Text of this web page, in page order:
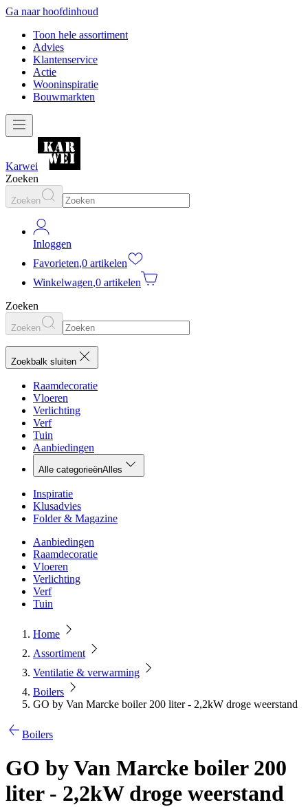
Ga naar hoofdinhoud
Toon hele assortiment
Advies
Klantenservice
Actie
Wooninspiratie
Bouwmarkten
Karwei
Zoeken
Zoeken
Inloggen
Favorieten,0 artikelen
Winkelwagen,0 artikelen
Zoeken
Zoeken
Zoekbalk sluiten
Raamdecoratie
Vloeren
Verlichting
Verf
Tuin
Aanbiedingen
Alle categorieënAlles
Inspiratie
Klusadvies
Folder & Magazine
Aanbiedingen
Raamdecoratie
Vloeren
Verlichting
Verf
Tuin
Home
Assortiment
Ventilatie & verwarming
Boilers
GO by Van Marcke boiler 200 liter - 2,2kW droge weerstand
Boilers
GO by Van Marcke boiler 200
liter - 2,2kW droge weerstand